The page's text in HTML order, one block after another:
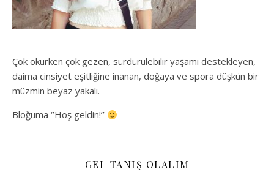
Çok okurken çok gezen, sürdürülebilir yaşamı destekleyen,
daima cinsiyet eşitliğine inanan, doğaya ve spora düşkün bir
müzmin beyaz yakalı.
Bloğuma ‘’Hoş geldin!’’
GEL TANIŞ OLALIM